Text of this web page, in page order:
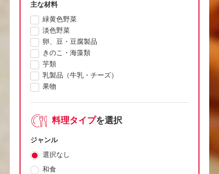
主な材料
緑黄色野菜
淡色野菜
卵、豆・豆腐製品
きのこ・海藻類
芋類
乳製品（牛乳・チーズ）
果物
料理タイプを選択
ジャンル
選択なし
和食